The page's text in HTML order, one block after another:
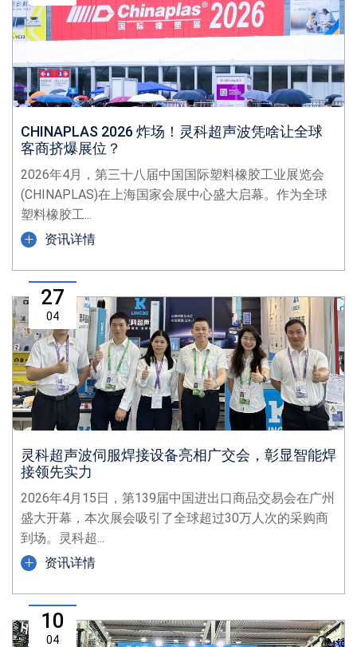
CHINAPLAS 2026 炸场！灵科超声波凭啥让全球
客商挤爆展位？
2026年4月，第三十八届中国国际塑料橡胶工业展览会
(CHINAPLAS)在上海国家会展中心盛大启幕。作为全球
塑料橡胶工...
资讯详情
27
04
灵科超声波伺服焊接设备亮相广交会，彰显智能焊
接领先实力
2026年4月15日，第139届中国进出口商品交易会在广州
盛大开幕，本次展会吸引了全球超过30万人次的采购商
到场。灵科超...
资讯详情
10
04